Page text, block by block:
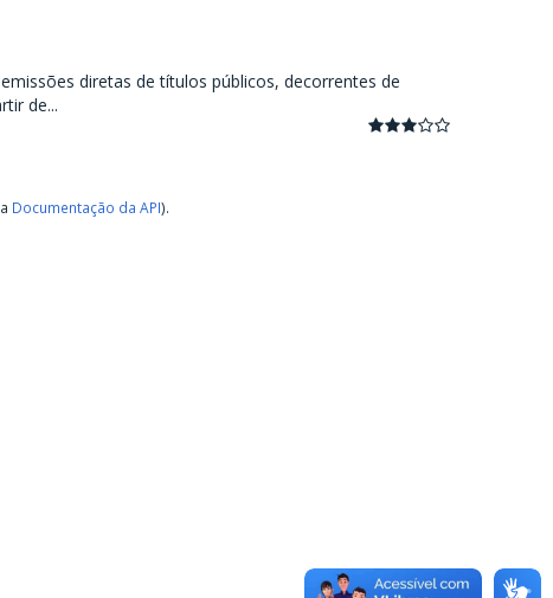
diretas de títulos públicos, decorrentes de
de...
Documentação da API).